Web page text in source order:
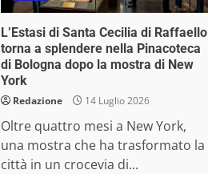
L’Estasi di Santa Cecilia di Raffaello
torna a splendere nella Pinacoteca
di Bologna dopo la mostra di New
York
Redazione 14 Luglio 2026
Oltre quattro mesi a New York,
una mostra che ha trasformato la
città in un crocevia di...